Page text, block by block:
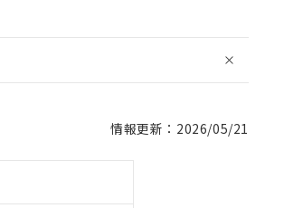
情報更新：2026/05/21